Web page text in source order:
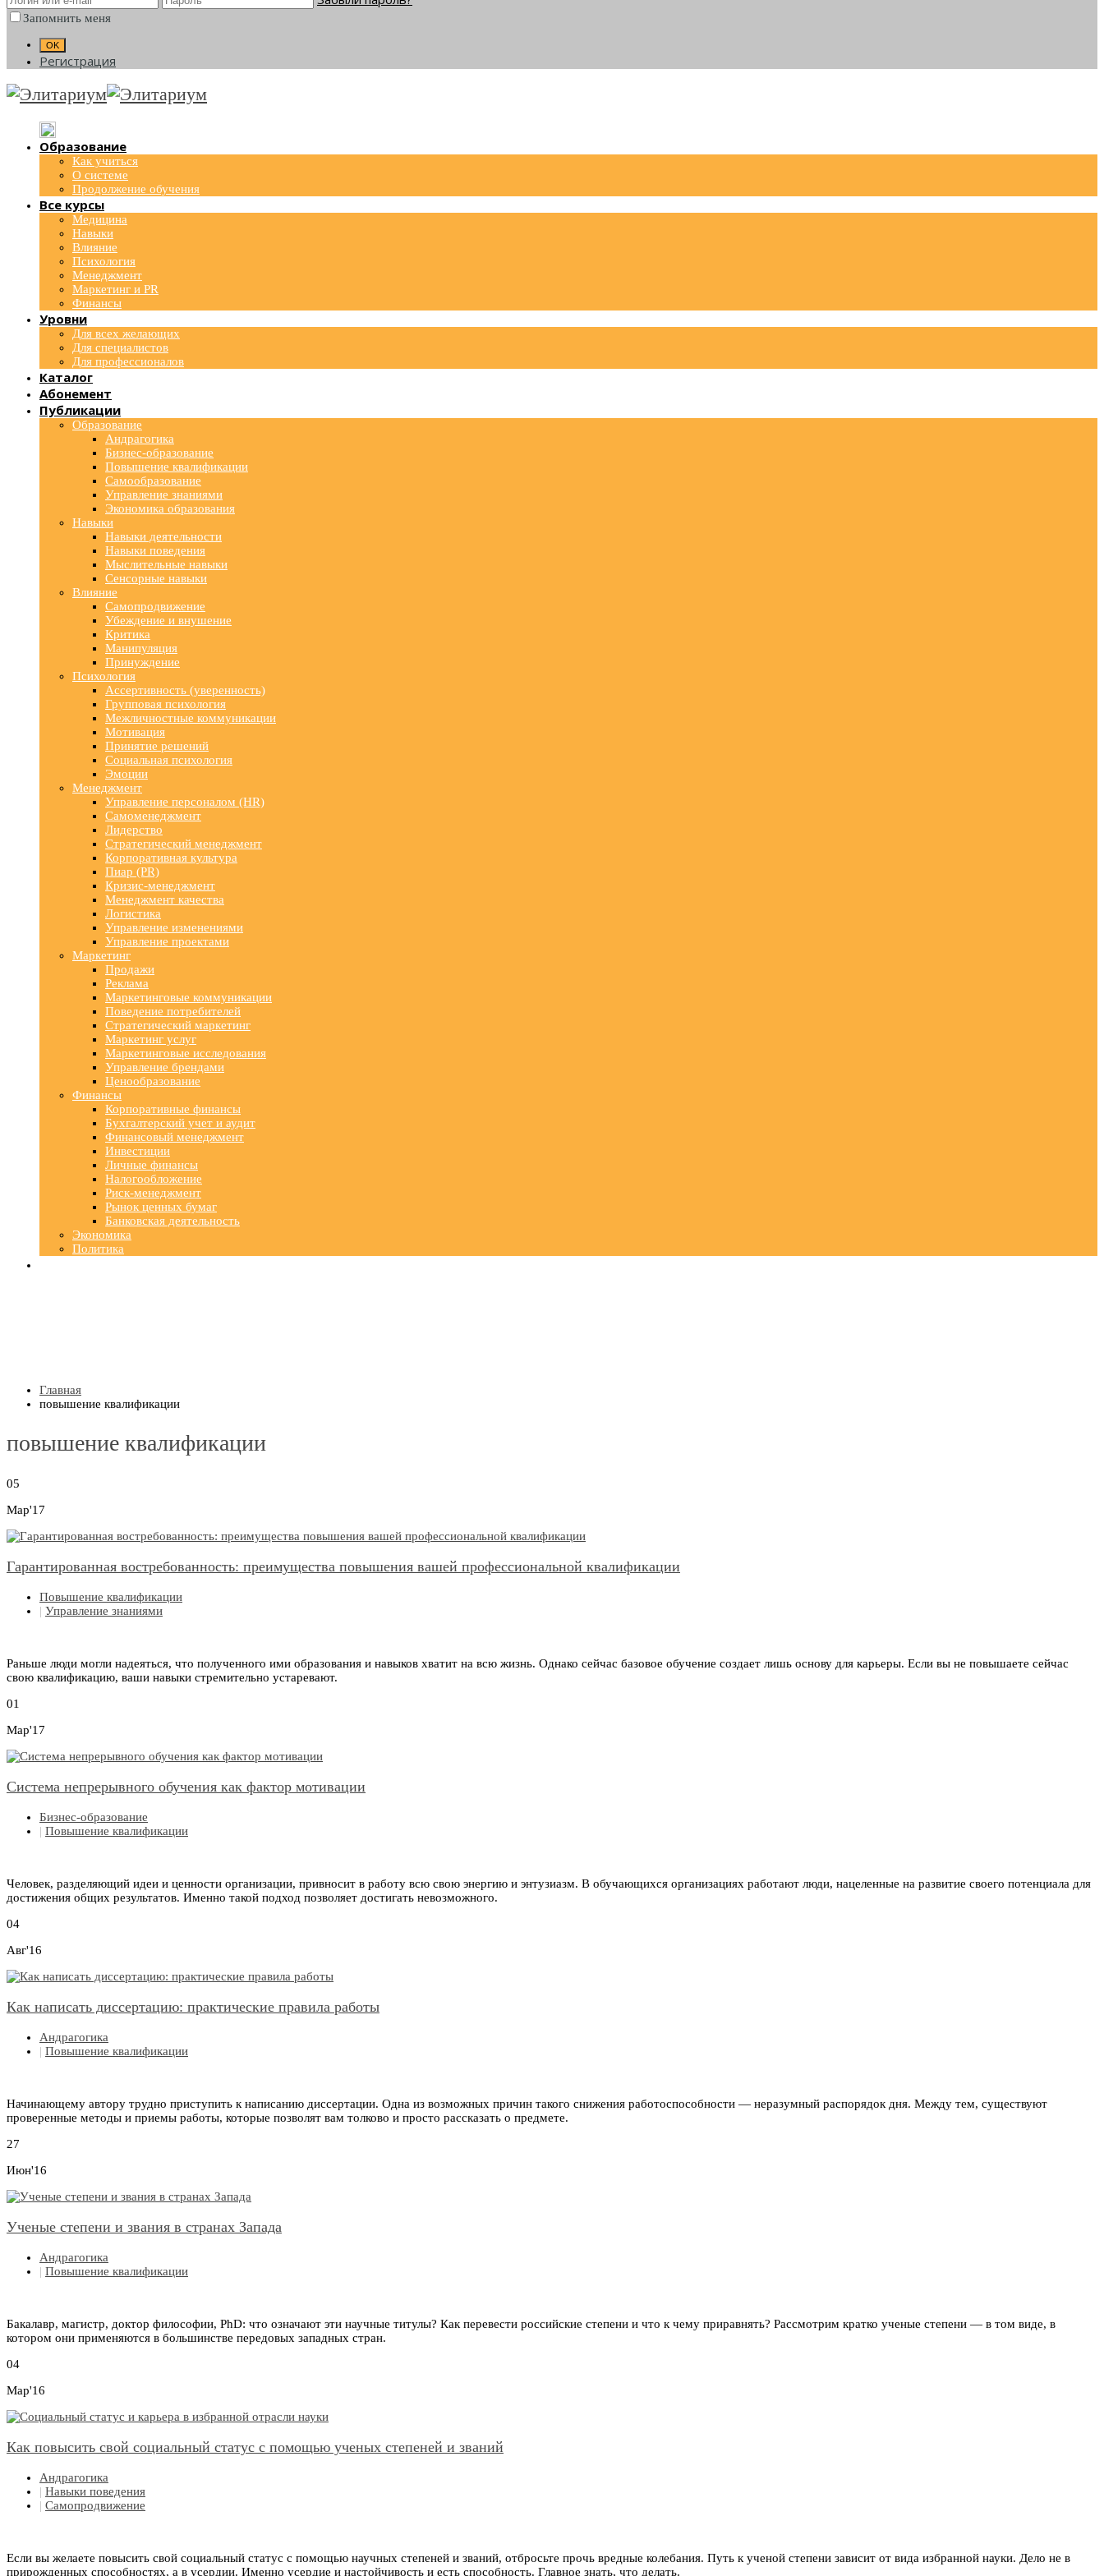
Запомнить меня
Регистрация
Образование
Как учиться
О системе
Продолжение обучения
Все курсы
Медицина
Навыки
Влияние
Психология
Менеджмент
Маркетинг и PR
Финансы
Уровни
Для всех желающих
Для специалистов
Для профессионалов
Каталог
Абонемент
Публикации
Образование
Андрагогика
Бизнес-образование
Повышение квалификации
Самообразование
Управление знаниями
Экономика образования
Навыки
Навыки деятельности
Навыки поведения
Мыслительные навыки
Сенсорные навыки
Влияние
Самопродвижение
Убеждение и внушение
Критика
Манипуляция
Принуждение
Психология
Ассертивность (уверенность)
Групповая психология
Межличностные коммуникации
Мотивация
Принятие решений
Социальная психология
Эмоции
Менеджмент
Управление персоналом (HR)
Самоменеджмент
Лидерство
Стратегический менеджмент
Корпоративная культура
Пиар (PR)
Кризис-менеджмент
Менеджмент качества
Логистика
Управление изменениями
Управление проектами
Маркетинг
Продажи
Реклама
Маркетинговые коммуникации
Поведение потребителей
Стратегический маркетинг
Маркетинг услуг
Маркетинговые исследования
Управление брендами
Ценообразование
Финансы
Корпоративные финансы
Бухгалтерский учет и аудит
Финансовый менеджмент
Инвестиции
Личные финансы
Налогообложение
Риск-менеджмент
Рынок ценных бумаг
Банковская деятельность
Экономика
Политика
Главная
повышение квалификации
повышение квалификации
05
Мар'17
Гарантированная востребованность: преимущества повышения вашей профессиональной квалификации
Повышение квалификации
| Управление знаниями
Раньше люди могли надеяться, что полученного ими образования и навыков хватит на всю жизнь. Однако сейчас базовое обучение создает лишь основу для карьеры. Если вы не повышаете сейчас
свою квалификацию, ваши навыки стремительно устаревают.
01
Мар'17
Система непрерывного обучения как фактор мотивации
Бизнес-образование
| Повышение квалификации
Человек, разделяющий идеи и ценности организации, привносит в работу всю свою энергию и энтузиазм. В обучающихся организациях работают люди, нацеленные на развитие своего потенциала для
достижения общих результатов. Именно такой подход позволяет достигать невозможного.
04
Авг'16
Как написать диссертацию: практические правила работы
Андрагогика
| Повышение квалификации
Начинающему автору трудно приступить к написанию диссертации. Одна из возможных причин такого снижения работоспособности — неразумный распорядок дня. Между тем, существуют
проверенные методы и приемы работы, которые позволят вам толково и просто рассказать о предмете.
27
Июн'16
Ученые степени и звания в странах Запада
Андрагогика
| Повышение квалификации
Бакалавр, магистр, доктор философии, PhD: что означают эти научные титулы? Как перевести российские степени и что к чему приравнять? Рассмотрим кратко ученые степени — в том виде, в
котором они применяются в большинстве передовых западных стран.
04
Мар'16
Как повысить свой социальный статус с помощью ученых степеней и званий
Андрагогика
| Навыки поведения
| Самопродвижение
Если вы желаете повысить свой социальный статус с помощью научных степеней и званий, отбросьте прочь вредные колебания. Путь к ученой степени зависит от вида избранной науки. Дело не в
прирожденных способностях, а в усердии. Именно усердие и настойчивость и есть способность. Главное знать, что делать.